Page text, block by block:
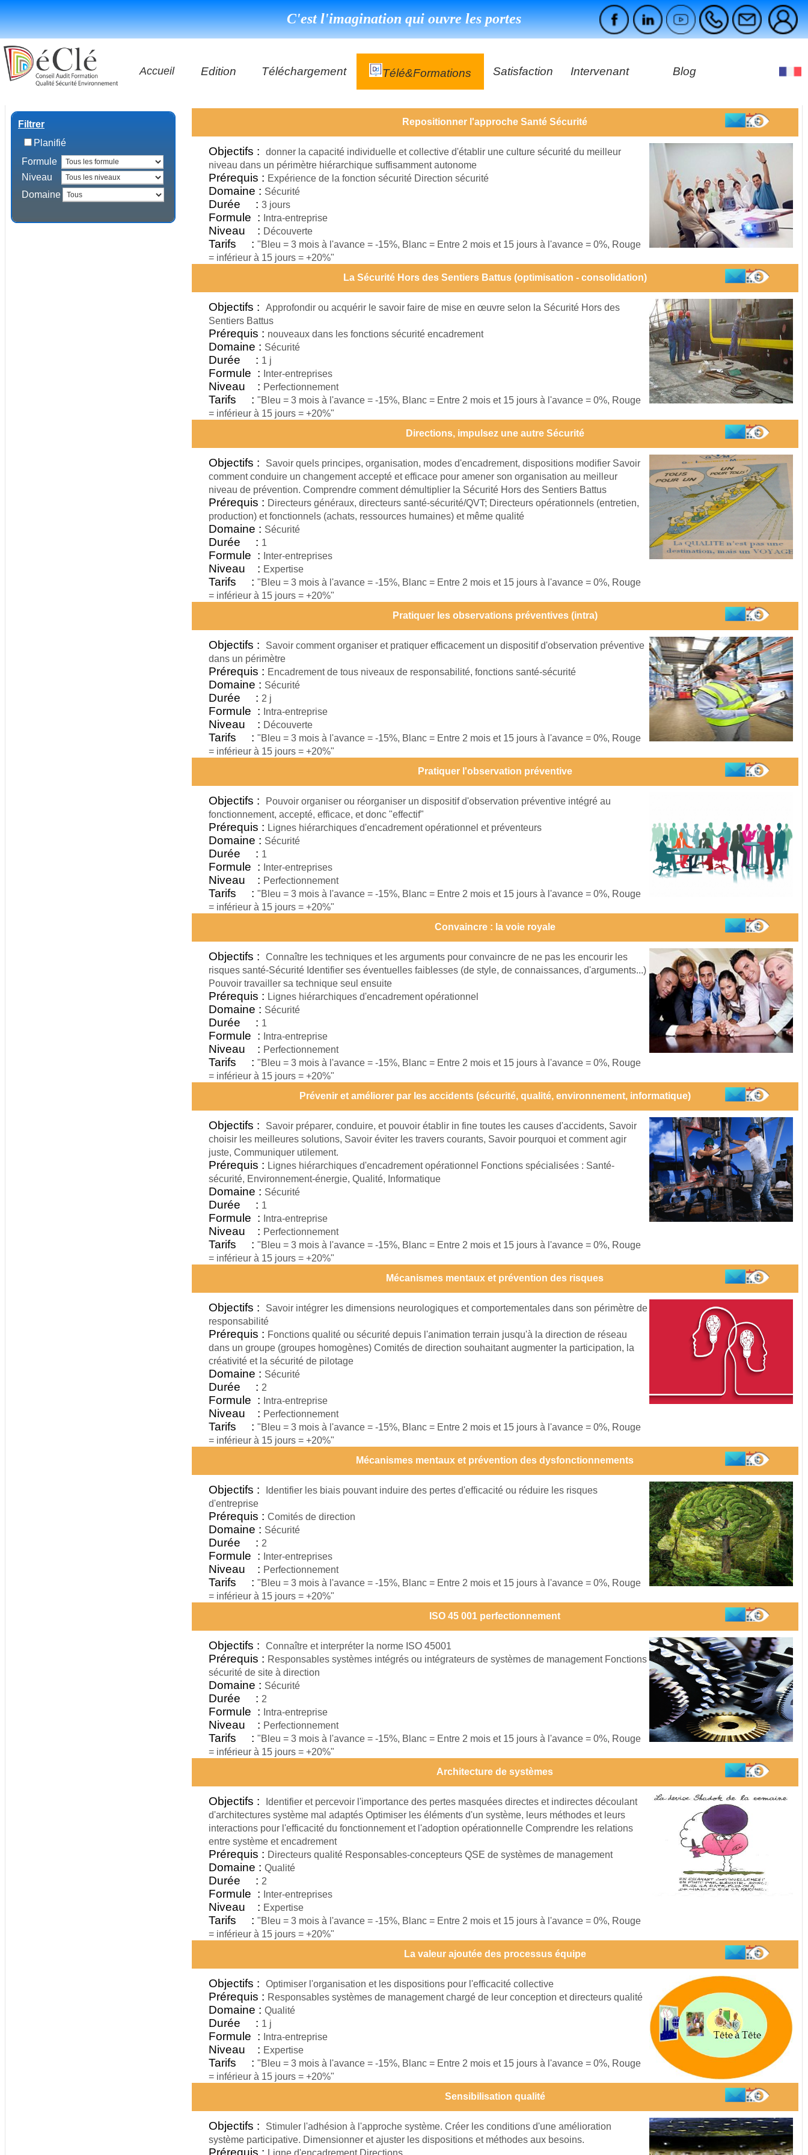
C'est l'imagination qui ouvre les portes
Accueil Edition
DéClé Excellence Opérationnel Formation
DéClé Excellence Opérationnel Audit
DHP
Les livres
Téléchargement Télé&formations Satisfaction
Témoignages
Intervenant Blog
Repositionner l'approche Santé Sécurité
Objectifs :
donner la capacité individuelle et collective d'établir une culture sécurité du meilleur
niveau dans un périmètre hiérarchique suffisamment autonome
Prérequis : Expérience de la fonction sécurité Direction sécurité
Domaine : Sécurité
Durée : 3 jours
Formule : Intra-entreprise
Niveau : Découverte
Tarifs : "Bleu = 3 mois à l'avance = -15%, Blanc = Entre 2 mois et 15 jours à l'avance = 0%, Rouge
= inférieur à 15 jours = +20%"
La Sécurité Hors des Sentiers Battus (optimisation - consolidation)
Objectifs :
Approfondir ou acquérir le savoir faire de mise en œuvre selon la Sécurité Hors des
Sentiers Battus
Prérequis : nouveaux dans les fonctions sécurité encadrement
Domaine : Sécurité
Durée : 1 j
Formule : Inter-entreprises
Niveau : Perfectionnement
Tarifs : "Bleu = 3 mois à l'avance = -15%, Blanc = Entre 2 mois et 15 jours à l'avance = 0%, Rouge
= inférieur à 15 jours = +20%"
Directions, impulsez une autre Sécurité
Objectifs :
Savoir quels principes, organisation, modes d'encadrement, dispositions modifier Savoir
comment conduire un changement accepté et efficace pour amener son organisation au meilleur
niveau de prévention. Comprendre comment démultiplier la Sécurité Hors des Sentiers Battus
Prérequis : Directeurs généraux, directeurs santé-sécurité/QVT; Directeurs opérationnels (entretien,
production) et fonctionnels (achats, ressources humaines) et même qualité
Domaine : Sécurité
Durée : 1
Formule : Inter-entreprises
Niveau : Expertise
Tarifs : "Bleu = 3 mois à l'avance = -15%, Blanc = Entre 2 mois et 15 jours à l'avance = 0%, Rouge
= inférieur à 15 jours = +20%"
Pratiquer les observations préventives (intra)
Objectifs :
Savoir comment organiser et pratiquer efficacement un dispositif d'observation préventive
dans un périmètre
Prérequis : Encadrement de tous niveaux de responsabilité, fonctions santé-sécurité
Domaine : Sécurité
Durée : 2 j
Formule : Intra-entreprise
Niveau : Découverte
Tarifs : "Bleu = 3 mois à l'avance = -15%, Blanc = Entre 2 mois et 15 jours à l'avance = 0%, Rouge
= inférieur à 15 jours = +20%"
Pratiquer l'observation préventive
Objectifs :
Pouvoir organiser ou réorganiser un dispositif d'observation préventive intégré au
fonctionnement, accepté, efficace, et donc "effectif"
Prérequis : Lignes hiérarchiques d'encadrement opérationnel et préventeurs
Domaine : Sécurité
Durée : 1
Formule : Inter-entreprises
Niveau : Perfectionnement
Tarifs : "Bleu = 3 mois à l'avance = -15%, Blanc = Entre 2 mois et 15 jours à l'avance = 0%, Rouge
= inférieur à 15 jours = +20%"
Convaincre : la voie royale
Objectifs :
Connaître les techniques et les arguments pour convaincre de ne pas les encourir les
risques santé-Sécurité Identifier ses éventuelles faiblesses (de style, de connaissances, d'arguments...)
Pouvoir travailler sa technique seul ensuite
Prérequis : Lignes hiérarchiques d'encadrement opérationnel
Domaine : Sécurité
Durée : 1
Formule : Intra-entreprise
Niveau : Perfectionnement
Tarifs : "Bleu = 3 mois à l'avance = -15%, Blanc = Entre 2 mois et 15 jours à l'avance = 0%, Rouge
= inférieur à 15 jours = +20%"
Prévenir et améliorer par les accidents (sécurité, qualité, environnement, informatique)
Objectifs :
Savoir préparer, conduire, et pouvoir établir in fine toutes les causes d'accidents, Savoir
choisir les meilleures solutions, Savoir éviter les travers courants, Savoir pourquoi et comment agir
juste, Communiquer utilement.
Prérequis : Lignes hiérarchiques d'encadrement opérationnel Fonctions spécialisées : Santé-
sécurité, Environnement-énergie, Qualité, Informatique
Domaine : Sécurité
Durée : 1
Formule : Intra-entreprise
Niveau : Perfectionnement
Tarifs : "Bleu = 3 mois à l'avance = -15%, Blanc = Entre 2 mois et 15 jours à l'avance = 0%, Rouge
= inférieur à 15 jours = +20%"
Mécanismes mentaux et prévention des risques
Objectifs :
Savoir intégrer les dimensions neurologiques et comportementales dans son périmètre de
responsabilité
Prérequis : Fonctions qualité ou sécurité depuis l'animation terrain jusqu'à la direction de réseau
dans un groupe (groupes homogènes) Comités de direction souhaitant augmenter la participation, la
créativité et la sécurité de pilotage
Domaine : Sécurité
Durée : 2
Formule : Intra-entreprise
Niveau : Perfectionnement
Tarifs : "Bleu = 3 mois à l'avance = -15%, Blanc = Entre 2 mois et 15 jours à l'avance = 0%, Rouge
= inférieur à 15 jours = +20%"
Mécanismes mentaux et prévention des dysfonctionnements
Objectifs :
Identifier les biais pouvant induire des pertes d'efficacité ou réduire les risques
d'entreprise
Prérequis : Comités de direction
Domaine : Sécurité
Durée : 2
Formule : Inter-entreprises
Niveau : Perfectionnement
Tarifs : "Bleu = 3 mois à l'avance = -15%, Blanc = Entre 2 mois et 15 jours à l'avance = 0%, Rouge
= inférieur à 15 jours = +20%"
ISO 45 001 perfectionnement
Objectifs : Connaître et interpréter la norme ISO 45001
Prérequis : Responsables systèmes intégrés ou intégrateurs de systèmes de management Fonctions
sécurité de site à direction
Domaine : Sécurité
Durée : 2
Formule : Intra-entreprise
Niveau : Perfectionnement
Tarifs : "Bleu = 3 mois à l'avance = -15%, Blanc = Entre 2 mois et 15 jours à l'avance = 0%, Rouge
= inférieur à 15 jours = +20%"
Architecture de systèmes
Objectifs :
Identifier et percevoir l'importance des pertes masquées directes et indirectes découlant
d'architectures système mal adaptés Optimiser les éléments d'un système, leurs méthodes et leurs
interactions pour l'efficacité du fonctionnement et l'adoption opérationnelle Comprendre les relations
entre système et encadrement
Prérequis : Directeurs qualité Responsables-concepteurs QSE de systèmes de management
Domaine : Qualité
Durée : 2
Formule : Inter-entreprises
Niveau : Expertise
Tarifs : "Bleu = 3 mois à l'avance = -15%, Blanc = Entre 2 mois et 15 jours à l'avance = 0%, Rouge
= inférieur à 15 jours = +20%"
La valeur ajoutée des processus équipe
Objectifs : Optimiser l'organisation et les dispositions pour l'efficacité collective
Prérequis : Responsables systèmes de management chargé de leur conception et directeurs qualité
Domaine : Qualité
Durée : 1 j
Formule : Intra-entreprise
Niveau : Expertise
Tarifs : "Bleu = 3 mois à l'avance = -15%, Blanc = Entre 2 mois et 15 jours à l'avance = 0%, Rouge
= inférieur à 15 jours = +20%"
Sensibilisation qualité
Objectifs :
Stimuler l'adhésion à l'approche système. Créer les conditions d'une amélioration
système participative. Dimensionner et ajuster les dispositions et méthodes aux besoins.
Prérequis : Ligne d'encadrement Directions
Filtrer
Planifié
Formule
Niveau
Domaine